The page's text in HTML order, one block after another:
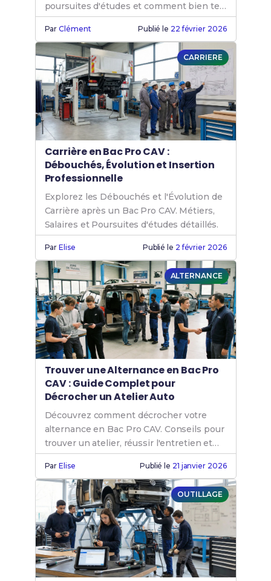
poursuites d'études et comment bien te
préparer dès le lycée.
ParClément Publié le 22 février 2026
CARRIERE
Carrière en Bac Pro CAV :
Débouchés, Évolution et Insertion
Professionnelle
Explorez les Débouchés et l'Évolution de
Carrière après un Bac Pro CAV. Métiers,
Salaires et Poursuites d'études détaillés.
ParElise Publié le 2 février 2026
ALTERNANCE
Trouver une Alternance en Bac Pro
CAV : Guide Complet pour
Décrocher un Atelier Auto
Découvrez comment décrocher votre
alternance en Bac Pro CAV. Conseils pour
trouver un atelier, réussir l'entretien et
débuter votre apprentissage.
ParElise Publié le 21 janvier 2026
OUTILLAGE